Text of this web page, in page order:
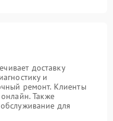
доставку
и
ремонт. Клиенты
Также
для